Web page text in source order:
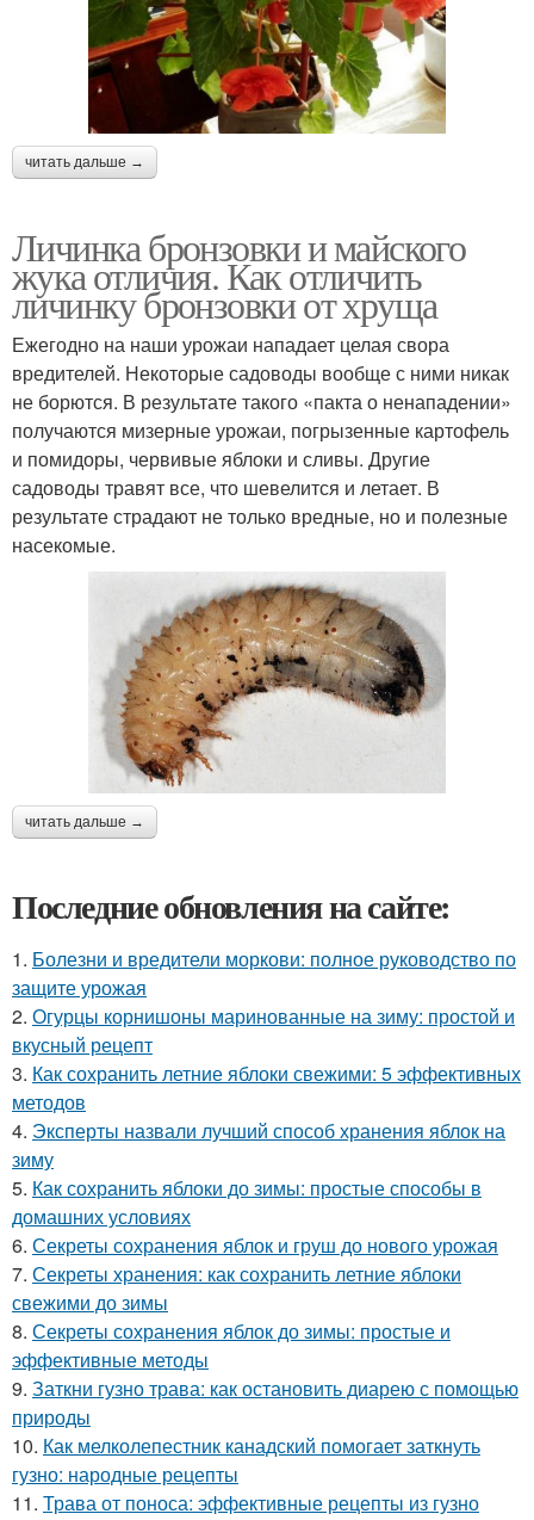
читать дальше →
Личинка бронзовки и майского
жука отличия. Как отличить
личинку бронзовки от хруща
Ежегодно на наши урожаи нападает целая свора
вредителей. Некоторые садоводы вообще с ними никак
не борются. В результате такого «пакта о ненападении»
получаются мизерные урожаи, погрызенные картофель
и помидоры, червивые яблоки и сливы. Другие
садоводы травят все, что шевелится и летает. В
результате страдают не только вредные, но и полезные
насекомые.
читать дальше →
Последние обновления на сайте:
1. Болезни и вредители моркови: полное руководство по
защите урожая
2. Огурцы корнишоны маринованные на зиму: простой и
вкусный рецепт
3. Как сохранить летние яблоки свежими: 5 эффективных
методов
4. Эксперты назвали лучший способ хранения яблок на
зиму
5. Как сохранить яблоки до зимы: простые способы в
домашних условиях
6. Секреты сохранения яблок и груш до нового урожая
7. Секреты хранения: как сохранить летние яблоки
свежими до зимы
8. Секреты сохранения яблок до зимы: простые и
эффективные методы
9. Заткни гузно трава: как остановить диарею с помощью
природы
10. Как мелколепестник канадский помогает заткнуть
гузно: народные рецепты
11. Трава от поноса: эффективные рецепты из гузно